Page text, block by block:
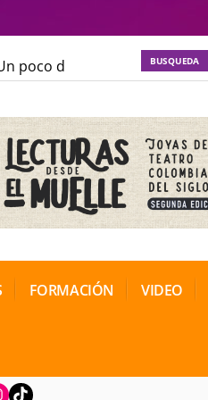
poco de locura para la cordura
de Teatro Rosa
FORMACIÓN VIDEO
TikTok